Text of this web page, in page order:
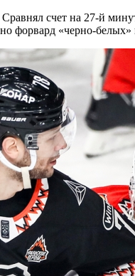
Сравнял счет на 27-й
форвард «черно-